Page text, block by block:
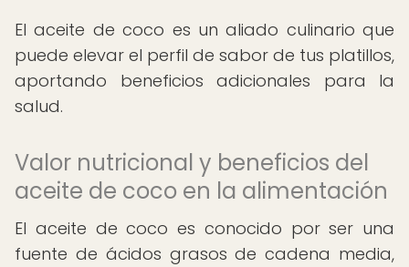
El aceite de coco es un aliado culinario que
puede elevar el perfil de sabor de tus platillos,
aportando beneficios adicionales para la
salud.
Valor nutricional y beneficios del
aceite de coco en la alimentación
El aceite de coco es conocido por ser una
fuente de ácidos grasos de cadena media,